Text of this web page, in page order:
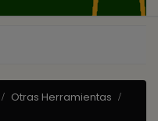
Otras Herramientas